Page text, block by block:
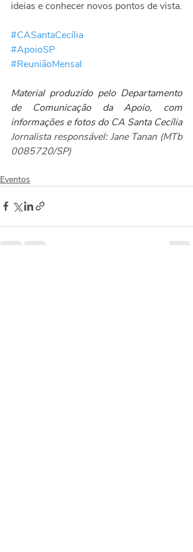
#CASantaCecília
#ApoioSP
#ReuniãoMensal
Material produzido pelo Departamento
de Comunicação da Apoio, com
informações e fotos do CA Santa Cecília
Jornalista responsável: Jane Tanan (MTb
0085720/SP)
Eventos